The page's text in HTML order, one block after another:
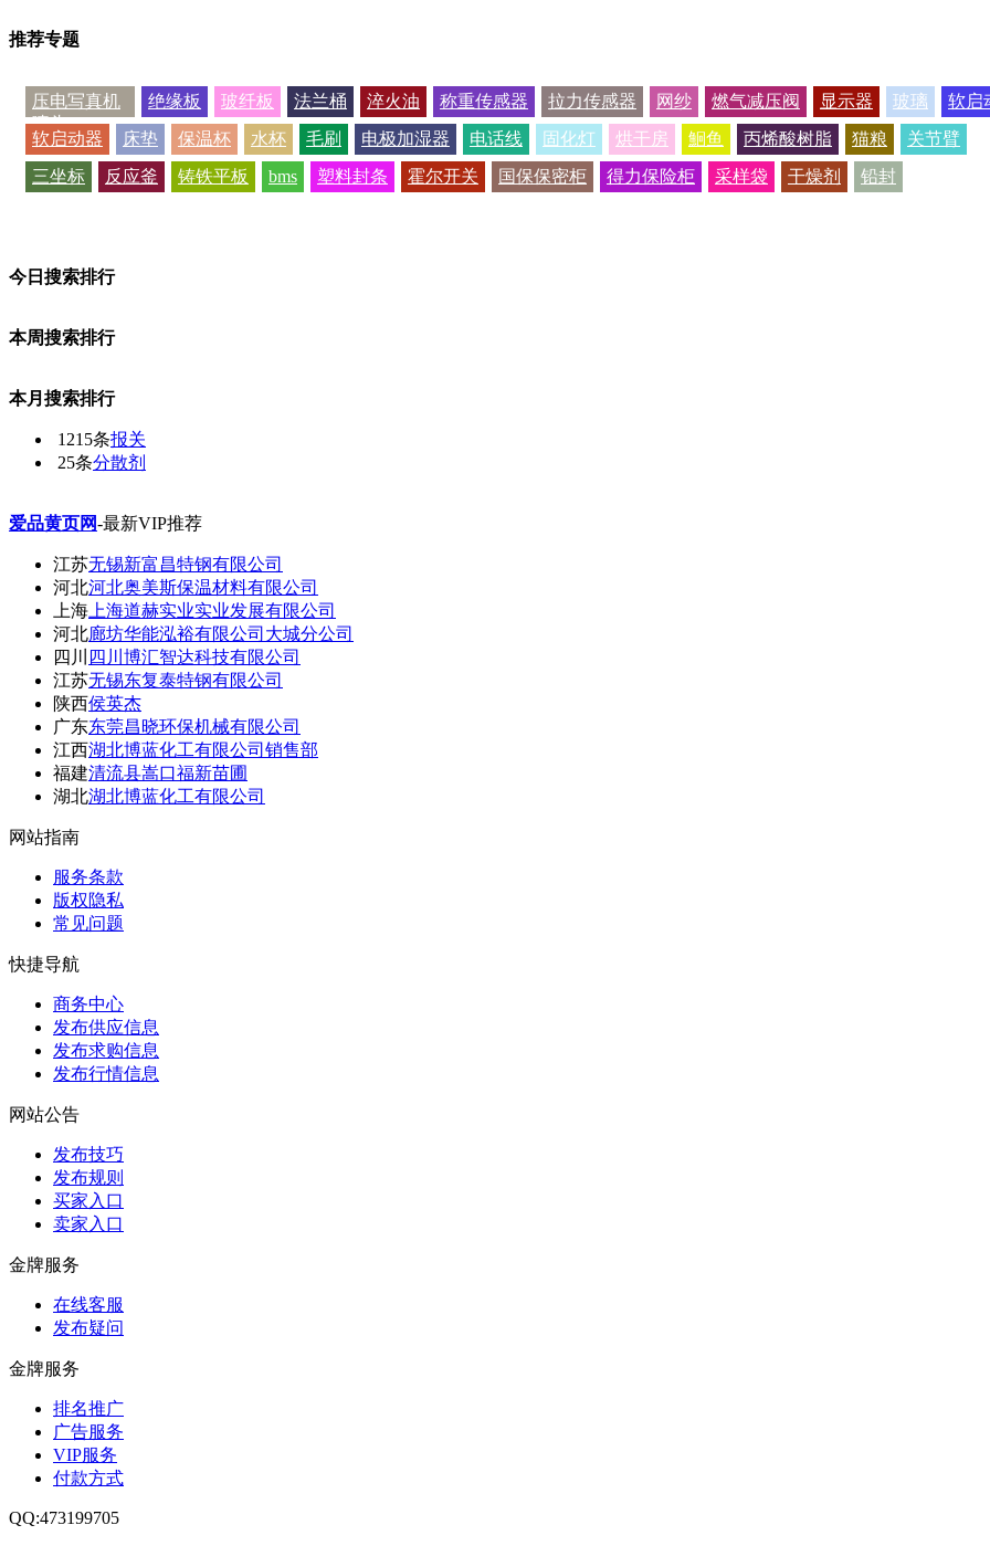
推荐专题
压电写真机
喷头
绝缘板 玻纤板 法兰桶 淬火油 称重传感器 拉力传感器 网纱 燃气减压阀 显示器 玻璃
软启
软启动器
床垫 保温杯 水杯 毛刷 电极加湿器 电话线 固化灯 烘干房 鮰鱼 丙烯酸树脂 猫粮
关节臂
三坐标
反应釜 铸铁平板 bms 塑料封条 霍尔开关 国保保密柜 得力保险柜 采样袋 干燥剂 铅封
今日搜索排行
本周搜索排行
本月搜索排行
1215条报关
25条分散剂
爱品黄页网-最新VIP推荐
江苏无锡新富昌特钢有限公司
河北河北奥美斯保温材料有限公司
上海 上海道赫实业实业发展有限公司
河北廊坊华能泓裕有限公司大城分公司
四川
四川博汇智达科技有限公司
江苏无锡东复泰特钢有限公司
陕西侯英杰
广东东莞昌晓环保机械有限公司
江西湖北博蓝化工有限公司销售部
福建清流县嵩口福新苗圃
湖北湖北博蓝化工有限公司
网站指南
服务条款
版权隐私
常见问题
快捷导航
商务中心
发布供应信息
发布求购信息
发布行情信息
网站公告
发布技巧
发布规则
买家入口
卖家入口
金牌服务
在线客服
发布疑问
金牌服务
排名推广
广告服务
VIP服务
付款方式
QQ:473199705